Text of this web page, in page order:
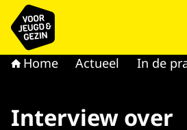
Naar de homepage van voor
Home Actueel In de
Interview over